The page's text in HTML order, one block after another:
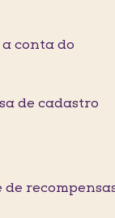
conta do
de cadastro